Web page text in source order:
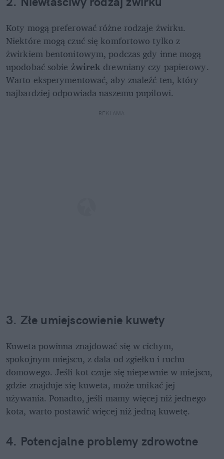
Koty mogą preferować różne rodzaje żwirku.
Niektóre mogą czuć się komfortowo tylko z
żwirkiem bentonitowym, podczas gdy inne mogą
upodobać sobie żwirek drewniany czy papierowy.
Warto eksperymentować, aby znaleźć ten, który
najbardziej odpowiada naszemu pupilowi.
REKLAMA
3. Złe umiejscowienie kuwety
Kuweta powinna znajdować się w cichym,
spokojnym miejscu, z dala od zgiełku i ruchu
domowego. Jeśli kot czuje się niepewnie w miejscu,
gdzie znajduje się kuweta, może unikać jej
używania. Ponadto, jeśli mamy więcej niż jednego
kota, warto postawić więcej niż jedną kuwetę.
4. Potencjalne problemy zdrowotne